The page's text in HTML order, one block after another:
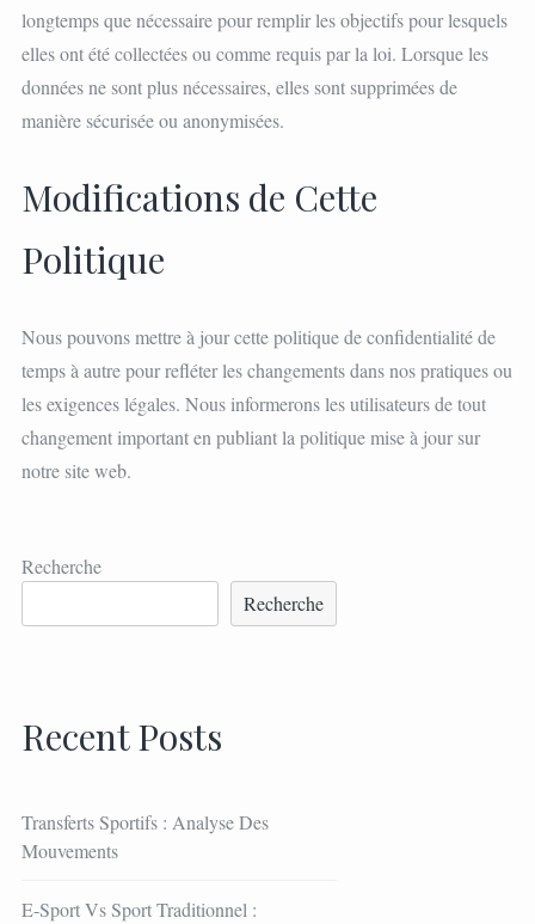
longtemps que nécessaire pour remplir les objectifs pour lesquels
elles ont été collectées ou comme requis par la loi. Lorsque les
données ne sont plus nécessaires, elles sont supprimées de
manière sécurisée ou anonymisées.
Modifications de Cette
Politique
Nous pouvons mettre à jour cette politique de confidentialité de
temps à autre pour refléter les changements dans nos pratiques ou
les exigences légales. Nous informerons les utilisateurs de tout
changement important en publiant la politique mise à jour sur
notre site web.
Recherche
Recherche
Recent Posts
Transferts Sportifs : Analyse Des
Mouvements
E-Sport Vs Sport Traditionnel :